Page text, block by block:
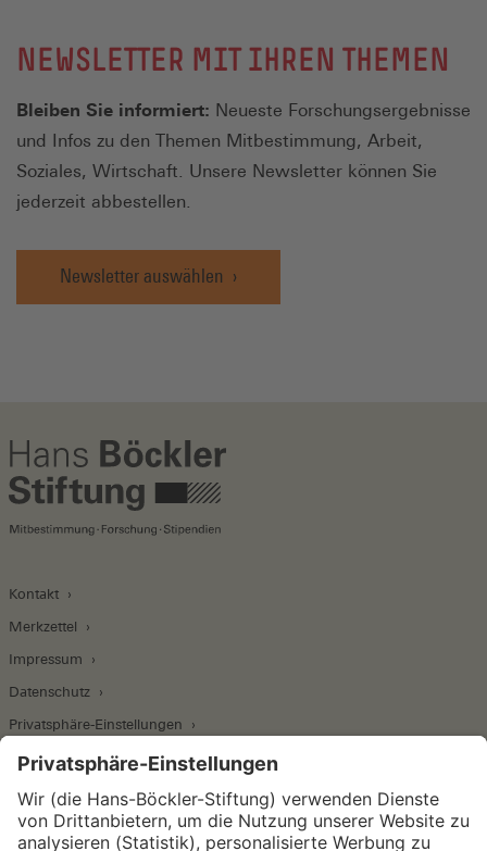
NEWSLETTER MIT IHREN THEMEN
Bleiben Sie informiert: Neueste Forschungsergebnisse
und Infos zu den Themen Mitbestimmung, Arbeit,
Soziales, Wirtschaft. Unsere Newsletter können Sie
jederzeit abbestellen.
Newsletter auswählen
Kontakt
Merkzettel
Impressum
Datenschutz
Privatsphäre-Einstellungen
Wirtschafts- und Sozialwissenschaftliches Institut